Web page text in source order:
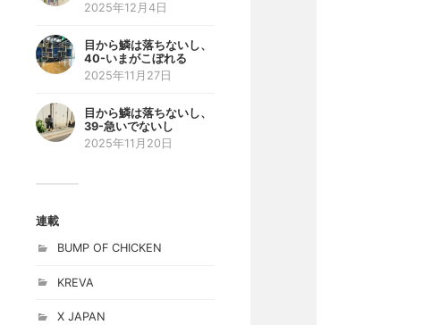
2025年12月4日
目から鱗は落ちないし、
40-いまがこぼれる
2025年11月27日
目から鱗は落ちないし、
39-急いでないし
2025年11月20日
連載
BUMP OF CHICKEN
KREVA
X JAPAN